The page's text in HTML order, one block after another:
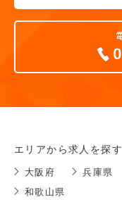
エリアから求人を探す
大阪府 兵庫県
和歌山県